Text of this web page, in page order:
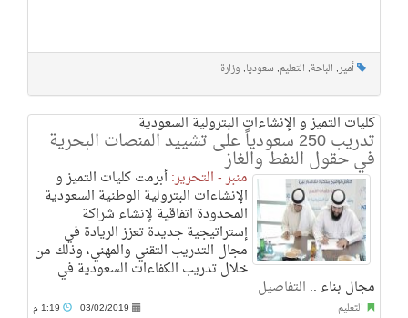
أمير, الباحة, التعليم, سعوديا, وزارة
كليات التميز و الإنشاءات البترولية السعودية
تدريب 250 سعودياً على تشييد المنصات البحرية
في حقول النفط والغاز
منبر - التحرير:أبرمت كليات التميز و
الإنشاءات البترولية الوطنية السعودية
المحدودة اتفاقية لإنشاء شراكة
إستراتيجية جديدة تعزز الريادة في
مجال التدريب التقني والمهني، وذلك من
خلال تدريب الكفاءات السعودية في
مجال بناء .. التفاصيل
التعليم 03/02/2019